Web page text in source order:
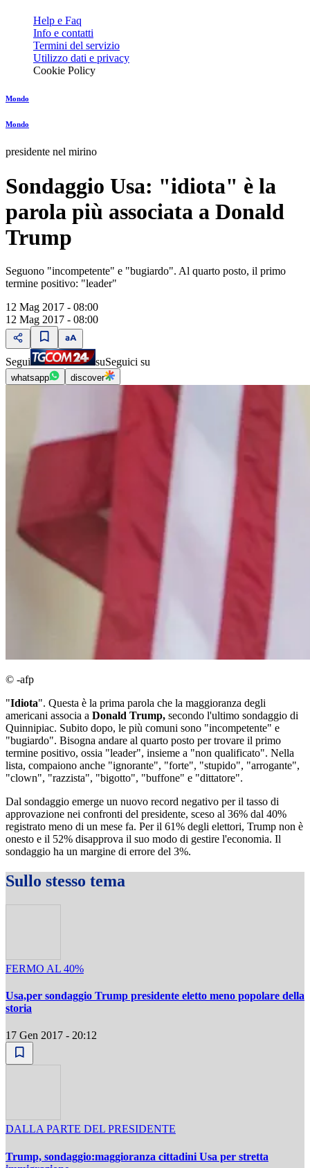
Help e Faq
Info e contatti
Termini del servizio
Utilizzo dati e privacy
Cookie Policy
Mondo
Mondo
presidente nel mirino
Sondaggio Usa: "idiota" è la
parola più associata a Donald
Trump
Seguono "incompetente" e "bugiardo". Al quarto posto, il primo
termine positivo: "leader"
12 Mag 2017 - 08:00
12 Mag 2017 - 08:00
Segui suSeguici su
whatsapp discover
© -afp
"Idiota". Questa è la prima parola che la maggioranza degli
americani associa a Donald Trump, secondo l'ultimo sondaggio di
Quinnipiac. Subito dopo, le più comuni sono "incompetente" e
"bugiardo". Bisogna andare al quarto posto per trovare il primo
termine positivo, ossia "leader", insieme a "non qualificato". Nella
lista, compaiono anche "ignorante", "forte", "stupido", "arrogante",
"clown", "razzista", "bigotto", "buffone" e "dittatore".
Dal sondaggio emerge un nuovo record negativo per il tasso di
approvazione nei confronti del presidente, sceso al 36% dal 40%
registrato meno di un mese fa. Per il 61% degli elettori, Trump non è
onesto e il 52% disapprova il suo modo di gestire l'economia. Il
sondaggio ha un margine di errore del 3%.
Sullo stesso tema
FERMO AL 40%
Usa,per sondaggio Trump presidente eletto meno popolare della
storia
17 Gen 2017 - 20:12
DALLA PARTE DEL PRESIDENTE
Trump, sondaggio:maggioranza cittadini Usa per stretta